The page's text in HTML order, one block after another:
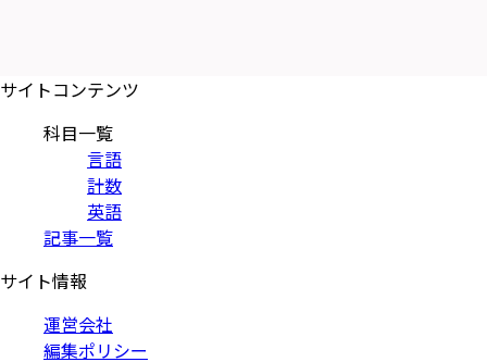
サイトコンテンツ
科目一覧
言語
計数
英語
記事一覧
サイト情報
運営会社
編集ポリシー